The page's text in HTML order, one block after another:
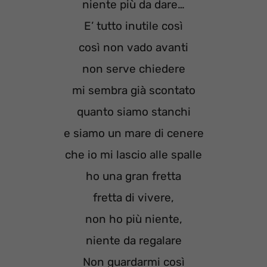
niente più da dare…
E’ tutto inutile così
così non vado avanti
non serve chiedere
mi sembra già scontato
quanto siamo stanchi
e siamo un mare di cenere
che io mi lascio alle spalle
ho una gran fretta
fretta di vivere,
non ho più niente,
niente da regalare
Non guardarmi così